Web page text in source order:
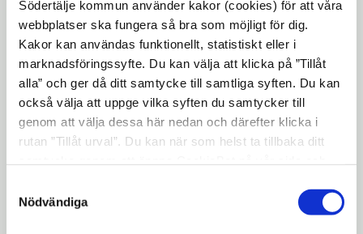
Södertälje kommun använder kakor (cookies) för att våra
webbplatser ska fungera så bra som möjligt för dig.
Kakor kan användas funktionellt, statistiskt eller i
marknadsföringssyfte. Du kan välja att klicka på ”Tillåt
alla” och ger då ditt samtycke till samtliga syften. Du kan
också välja att uppge vilka syften du samtycker till
genom att välja dessa här nedan och därefter klicka i
rutan ”Tillåt urval”. Du kan när som helst ta tillbaka ditt
"Visa detaljer" kan du läsa om hur kakorna används och
hur vi och våra leverantörer inhämtar och behandlar
Nödvändiga
invånare ska öka
3. Inflytande och delaktighet
f) Invånarnas delaktighet, tillit och
inflytande ska öka i kommunen
4. Boende och boendemiljöer
öka